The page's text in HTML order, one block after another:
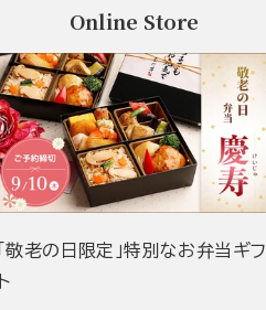
Online Store
「敬老の日限定」特別なお弁当ギフ
ト